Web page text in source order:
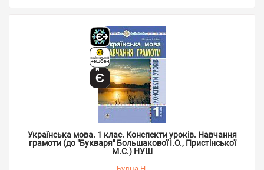
Українська мова. 1 клас. Конспекти уроків. Навчання
грамоти (до "Букваря" Большакової І.О., Пристінської
М.С.) НУШ